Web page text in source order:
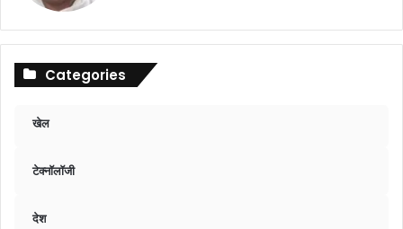
Categories
खेल
टेक्नॉलॉजी
देश